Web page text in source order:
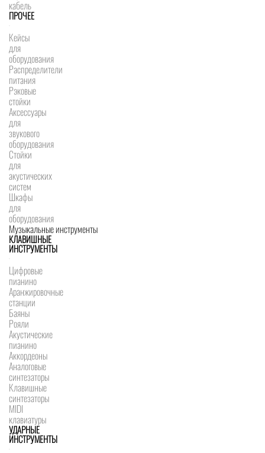
кабель
ПРОЧЕЕ
Кейсы
для
оборудования
Распределители
питания
Рэковые
стойки
Аксессуары
для
звукового
оборудования
Стойки
для
акустических
систем
Шкафы
для
оборудования
Музыкальные инструменты
КЛАВИШНЫЕ
ИНСТРУМЕНТЫ
Цифровые
пианино
Аранжировочные
станции
Баяны
Рояли
Акустические
пианино
Аккордеоны
Аналоговые
синтезаторы
Клавишные
синтезаторы
MIDI
клавиатуры
УДАРНЫЕ
ИНСТРУМЕНТЫ